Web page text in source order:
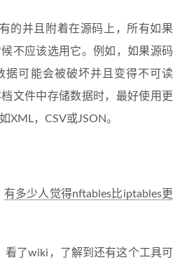
的并且附着在源码上，所有如果
不应该选用它。例如，如果源码
据可能会被破坏并且变得不可读
文件中存储数据时，最好使用更
XML，CSV或JSON。
有多少人觉得nftables比iptables更
看了wiki，了解到还有这个工具可